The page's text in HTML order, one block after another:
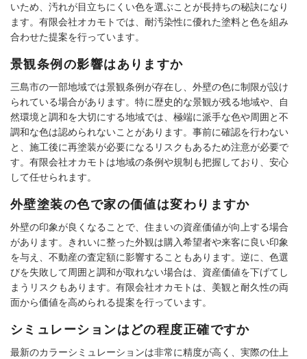
いため、汚れが目立ちにくい色を選ぶことが長持ちの秘訣になり
ます。有限会社オカモトでは、耐汚染性に優れた塗料と色を組み
合わせた提案を行っています。
景観条例の影響はありますか
三島市の一部地域では景観条例が存在し、外壁の色に制限が設け
られている場合があります。特に歴史的な景観が残る地域や、自
然環境と調和を大切にする地域では、極端に派手な色や周囲と不
調和な色は認められないことがあります。事前に確認を行わない
と、施工後に再塗装が必要になるリスクもあるため注意が必要で
す。有限会社オカモトは地域の条例や規制も把握しており、安心
して任せられます。
外壁塗装の色で家の価値は変わりますか
外壁の印象が良くなることで、住まいの資産価値が向上する場合
があります。きれいに整った外観は購入希望者や来客に良い印象
を与え、不動産の査定額に影響することもあります。逆に、色選
びを失敗して周囲と調和が取れない場合は、資産価値を下げてし
まうリスクもあります。有限会社オカモトは、美観と耐久性の両
面から価値を高められる提案を行っています。
シミュレーションはどの程度正確ですか
最新のカラーシミュレーションは非常に精度が高く、実際の仕上